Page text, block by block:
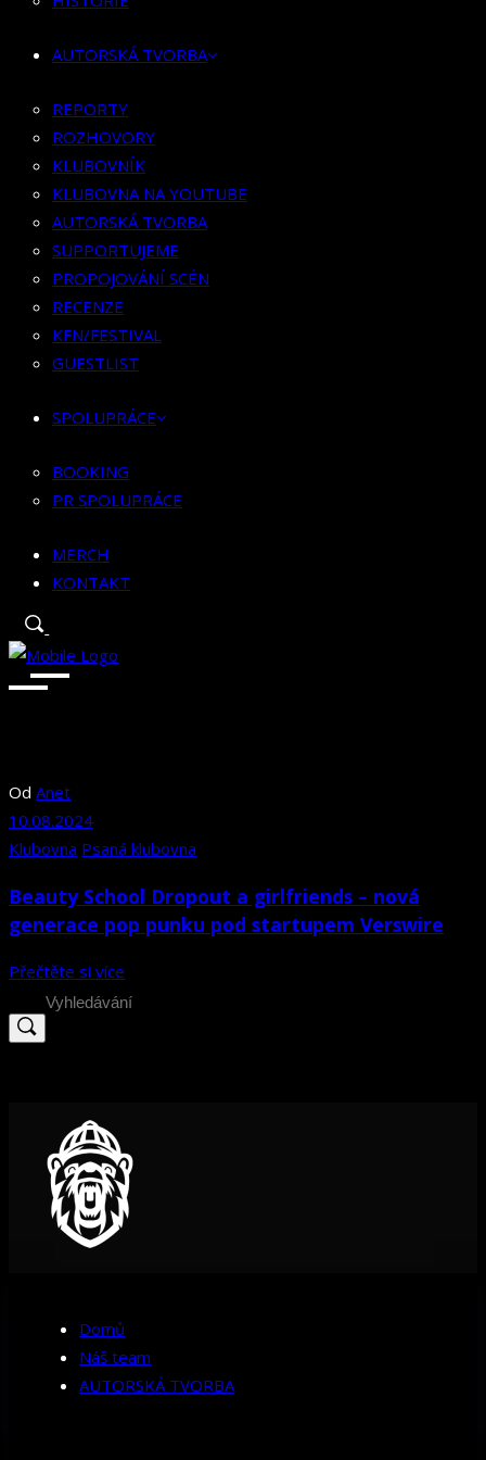
GUESTLIST
SPOLUPRÁCE
BOOKING
PR SPOLUPRÁCE
MERCH
KONTAKT
AUTORSKÁ TVORBA
REPORTY
ROZHOVORY
KLUBOVNÍK
KLUBOVNA NA YOUTUBE
AUTORSKÁ TVORBA
SUPPORTUJEME
PROPOJOVÁNÍ SCÉN
RECENZE
KFN/FESTIVAL
GUESTLIST
SPOLUPRÁCE
BOOKING
PR SPOLUPRÁCE
MERCH
KONTAKT
Od Anet
10.08.2024
Klubovna Psaná klubovna
Beauty School Dropout a girlfriends – nová
generace pop punku pod startupem Verswire
Přečtěte si více
Search
for:
Domů
Náš team
AUTORSKÁ TVORBA